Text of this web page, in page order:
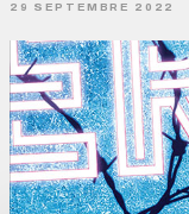
29 SEPTEMBRE 2022